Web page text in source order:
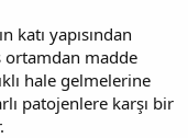
yapısından
ortamdan madde
hale gelmelerine
patojenlere karşı bir